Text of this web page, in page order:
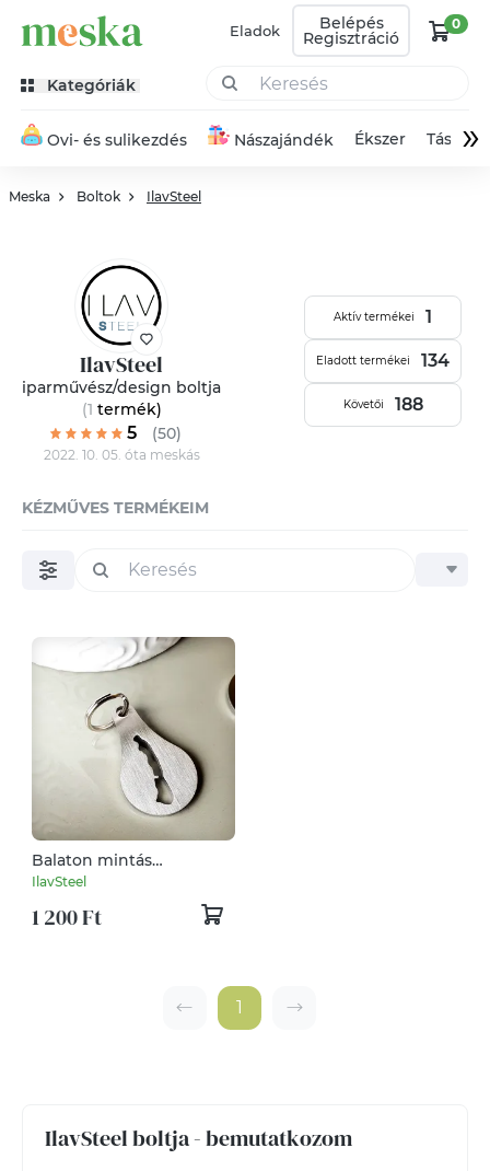
Eladok Belépés
Regisztráció
0
Kategóriák
Ovi- és sulikezdés Nászajándék Ékszer Táska»
Meska Boltok IlavSteel
IlavSteel
iparművész/design boltja
(1 termék)
5 (50)
2022. 10. 05. óta meskás
Aktív termékei 1
Eladott termékei 134
Követői 188
IlavSteel boltja - bemutatkozom
KÉZMŰVES TERMÉKEIM
Balaton mintás
nemesacél kulcstartók,
IlavSteel
1 200 Ft
1